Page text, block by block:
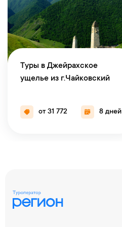
Туры в Джейрахское
ущелье из г.Чайковский
от 31 772 8 дней